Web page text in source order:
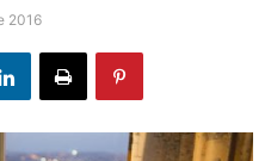
2016